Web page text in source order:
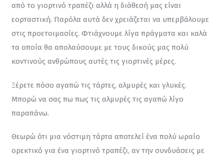
από το γιορτινό τραπέζι αλλά η διάθεσή μας είναι
εορταστική. Παρόλα αυτά δεν χρειάζεται να υπερβάλουμε
στις προετοιμασίες. Φτιάχνουμε λίγα πράγματα και καλά
τα οποία θα απολαύσουμε με τους δικούς μας πολύ
κοντινούς ανθρώπους αυτές τις γιορτινές μέρες.
Ξέρετε πόσο αγαπώ τις τάρτες, αλμυρές και γλυκές.
Μπορώ να σας πω πως τις αλμυρές τις αγαπώ λίγο
παραπάνω.
Θεωρώ ότι μια νόστιμη τάρτα αποτελεί ένα πολύ ωραίο
ορεκτικό για ένα γιορτινό τραπέζι, αν την συνδυάσεις με